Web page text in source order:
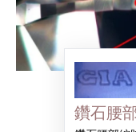
鑽石腰